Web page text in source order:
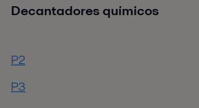
Decantadores químicos
P2
P3